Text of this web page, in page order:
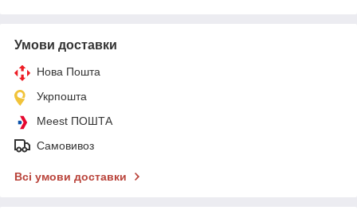
Умови доставки
Нова Пошта
Укрпошта
Meest ПОШТА
Самовивоз
Всі умови доставки